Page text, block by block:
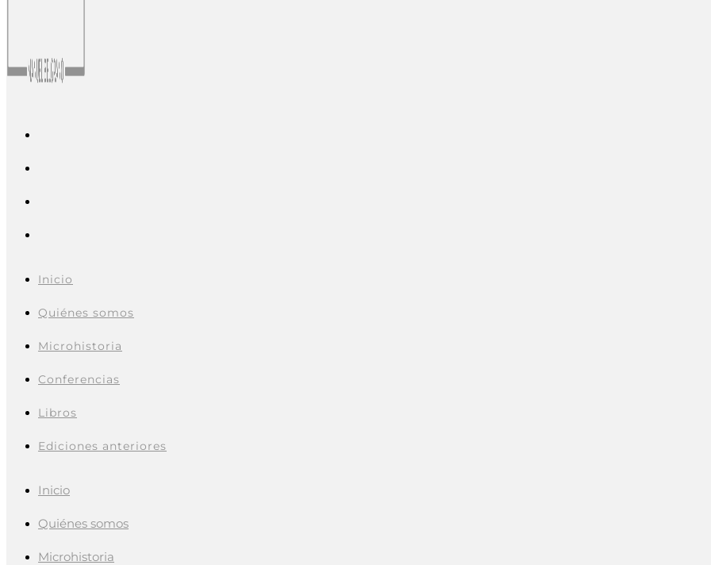
Inicio
Quiénes somos
Microhistoria
Conferencias
Libros
Ediciones anteriores
Inicio
Quiénes somos
Microhistoria